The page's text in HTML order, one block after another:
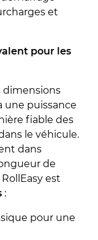
et
pour les
dimensions
une puissance
fiable des
le véhicule.
dans
de
est
:
pour une